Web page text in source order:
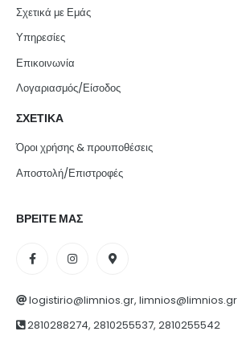
Σχετικά με Εμάς
Υπηρεσίες
Επικοινωνία
Λογαριασμός/Είσοδος
ΣΧΕΤΙΚΑ
Όροι χρήσης & προυποθέσεις
Αποστολή/Επιστροφές
ΒΡΕΙΤΕ ΜΑΣ
logistirio@limnios.gr, limnios@limnios.gr
2810288274, 2810255537, 2810255542